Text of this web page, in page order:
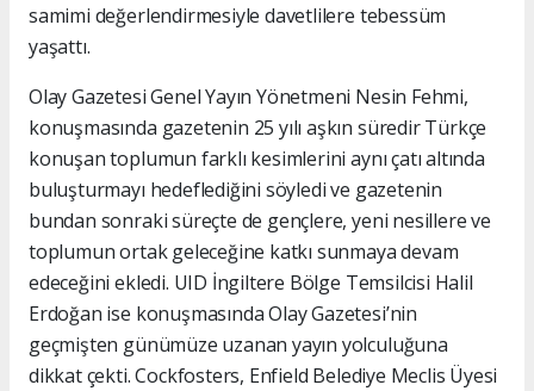
samimi değerlendirmesiyle davetlilere tebessüm
yaşattı.
Olay Gazetesi Genel Yayın Yönetmeni Nesin Fehmi,
konuşmasında gazetenin 25 yılı aşkın süredir Türkçe
konuşan toplumun farklı kesimlerini aynı çatı altında
buluşturmayı hedeflediğini söyledi ve gazetenin
bundan sonraki süreçte de gençlere, yeni nesillere ve
toplumun ortak geleceğine katkı sunmaya devam
edeceğini ekledi. UID İngiltere Bölge Temsilcisi Halil
Erdoğan ise konuşmasında Olay Gazetesi’nin
geçmişten günümüze uzanan yayın yolculuğuna
dikkat çekti. Cockfosters, Enfield Belediye Meclis Üyesi